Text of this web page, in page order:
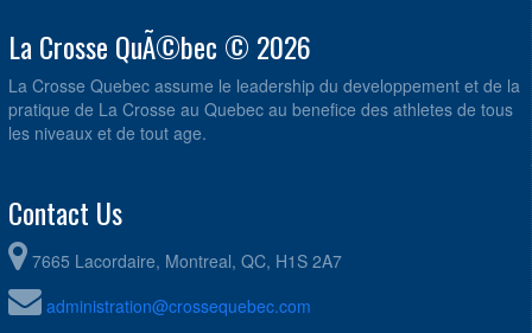
La Crosse QuÃ©bec © 2026
La Crosse Quebec assume le leadership du developpement et de la
pratique de La Crosse au Quebec au benefice des athletes de tous
les niveaux et de tout age.
Contact Us
7665 Lacordaire, Montreal, QC, H1S 2A7
administration@crossequebec.com